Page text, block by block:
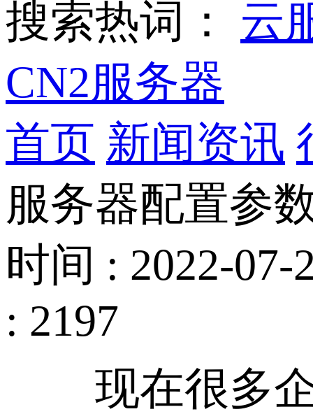
搜索热词： 云
CN2服务器
首页 新闻资讯
服务器配置参
时间 : 2022-07-
: 2197
现在很多企